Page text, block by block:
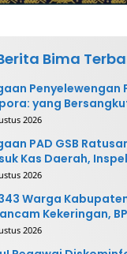
Bima
Penyelewengan
yang
dan Siap
2026
PAD GSB
Kas Daerah,
Terkait
2026
Warga
Kekeringan,
Rawan
2026